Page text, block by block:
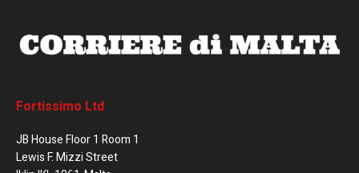
Fortissimo Ltd
JB House Floor 1 Room 1
Lewis F. Mizzi Street